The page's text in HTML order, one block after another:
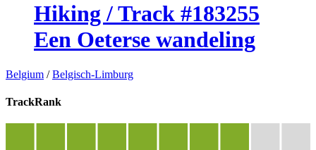
Hiking / Track #183255
Een Oeterse wandeling
Belgium /Belgisch-Limburg
TrackRank